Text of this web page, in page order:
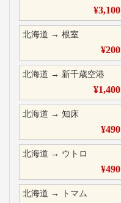
¥3,100
北海道 → 根室
¥200
北海道 → 新千歳空港
¥1,400
北海道 → 知床
¥490
北海道 → ウトロ
¥490
北海道 → トマム